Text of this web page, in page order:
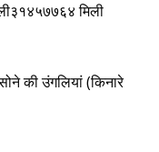
मिली
की उंगलियां (किनारे